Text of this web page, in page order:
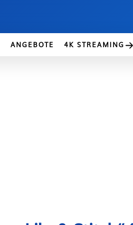
ANGEBOTE 4K STREAMING